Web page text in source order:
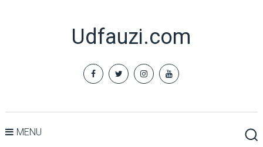
Udfauzi.com
MENU